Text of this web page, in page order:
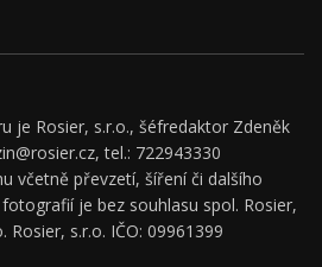
je Rosier, s.r.o., šéfredaktor Zdeněk
tel.: 722943330
včetně převzetí, šíření či dalšího
je bez souhlasu spol. Rosier,
Rosier, s.r.o. IČO: 09961399